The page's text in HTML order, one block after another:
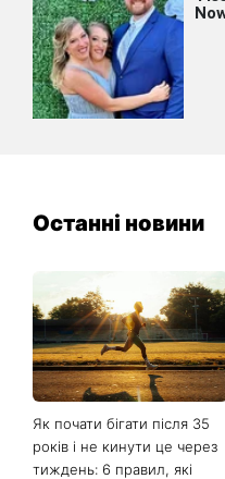
Останні новини
Як почати бігати після 35
років і не кинути це через
тиждень: 6 правил, які